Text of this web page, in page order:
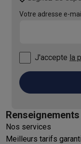
Votre adresse e-mail
J'accepte la
Nos services
Meilleurs tarifs